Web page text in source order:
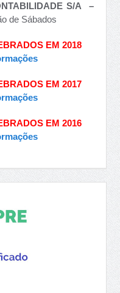
S/A –
de Sábados
EM 2018
EM 2017
EM 2016